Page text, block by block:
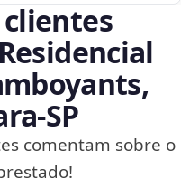
clientes
comentam sobre o